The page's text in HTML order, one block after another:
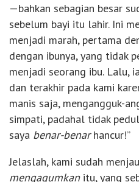
—bahkan sebagian besar
sebelum bayi itu lahir. Ini
menjadi marah, pertama
dengan ibunya, yang tidak
menjadi seorang ibu. Lalu,
dan terakhir pada kami
manis saja, mengangguk-
simpati, padahal tidak
saya benar-benarhancur!”
Jelaslah, kami sudah
mengagumkanitu, yang